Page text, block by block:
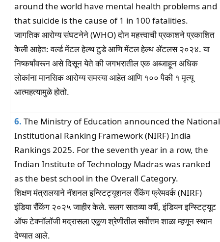
around the world have mental health problems and
that suicide is the cause of 1 in 100 fatalities.
जागतिक आरोग्य संघटनेने (WHO) दोन महत्त्वाची प्रकाशने प्रकाशित
केली आहेत: वर्ल्ड मेंटल हेल्थ टुडे आणि मेंटल हेल्थ ॲटलस २०२४. या
निष्कर्षांवरून असे दिसून येते की जगभरातील एक अब्जाहून अधिक
लोकांना मानसिक आरोग्य समस्या आहेत आणि १०० पैकी १ मृत्यू
आत्महत्यामुळे होतो.
6. The Ministry of Education announced the National
Institutional Ranking Framework (NIRF) India
Rankings 2025. For the seventh year in a row, the
Indian Institute of Technology Madras was ranked
as the best school in the Overall Category.
शिक्षण मंत्रालयाने नॅशनल इन्स्टिट्यूशनल रँकिंग फ्रेमवर्क (NIRF)
इंडिया रँकिंग २०२५ जाहीर केले. सलग सातव्या वर्षी, इंडियन इन्स्टिट्यूट
ऑफ टेक्नॉलॉजी मद्रासला एकूण श्रेणीतील सर्वोत्तम शाळा म्हणून स्थान
देण्यात आले.